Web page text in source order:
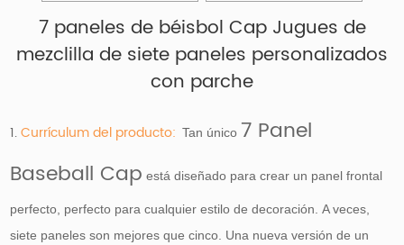
7 paneles de béisbol Cap Jugues de
mezclilla de siete paneles personalizados
con parche
1.Currículum del producto: Tan único 7 Panel
Baseball Cap está diseñado para crear un panel frontal
perfecto, perfecto para cualquier estilo de decoración. A veces,
siete paneles son mejores que cinco. Una nueva versión de un